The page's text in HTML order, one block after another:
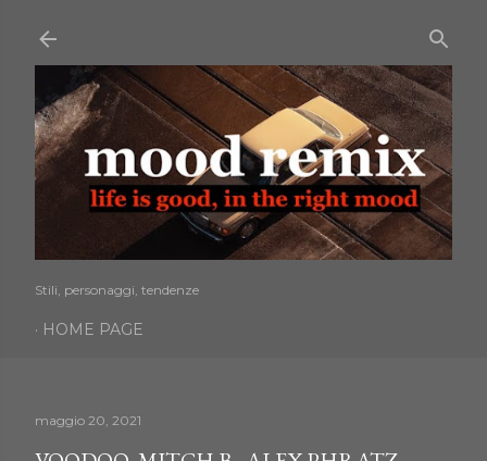
Stili, personaggi, tendenze
HOME PAGE
maggio 20, 2021